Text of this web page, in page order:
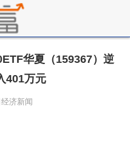
华夏（159367）逆
401万元
济新闻